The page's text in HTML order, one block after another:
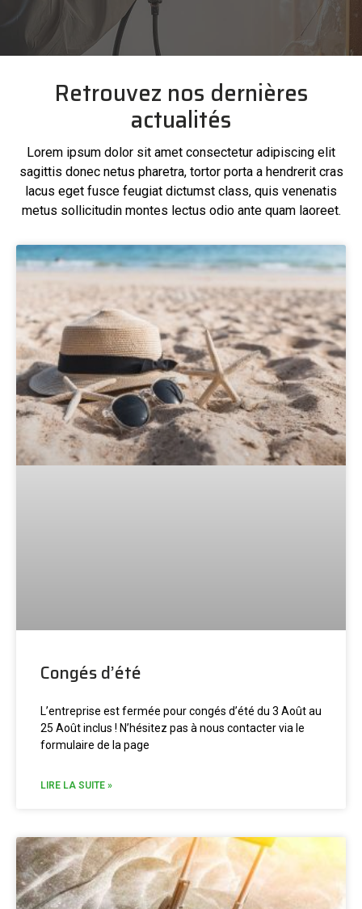
Retrouvez nos dernières
actualités
Lorem ipsum dolor sit amet consectetur adipiscing elit
sagittis donec netus pharetra, tortor porta a hendrerit cras
lacus eget fusce feugiat dictumst class, quis venenatis
metus sollicitudin montes lectus odio ante quam laoreet.
Congés d’été
L’entreprise est fermée pour congés d’été du 3 Août au
25 Août inclus ! N’hésitez pas à nous contacter via le
formulaire de la page
LIRE LA SUITE »